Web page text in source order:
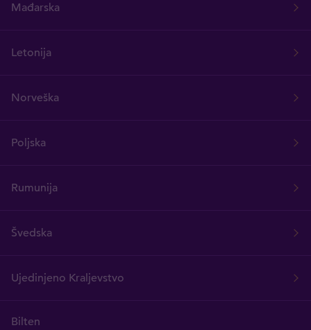
Mađarska
Letonija
Norveška
Poljska
Rumunija
Švedska
Ujedinjeno Kraljevstvo
Bilten